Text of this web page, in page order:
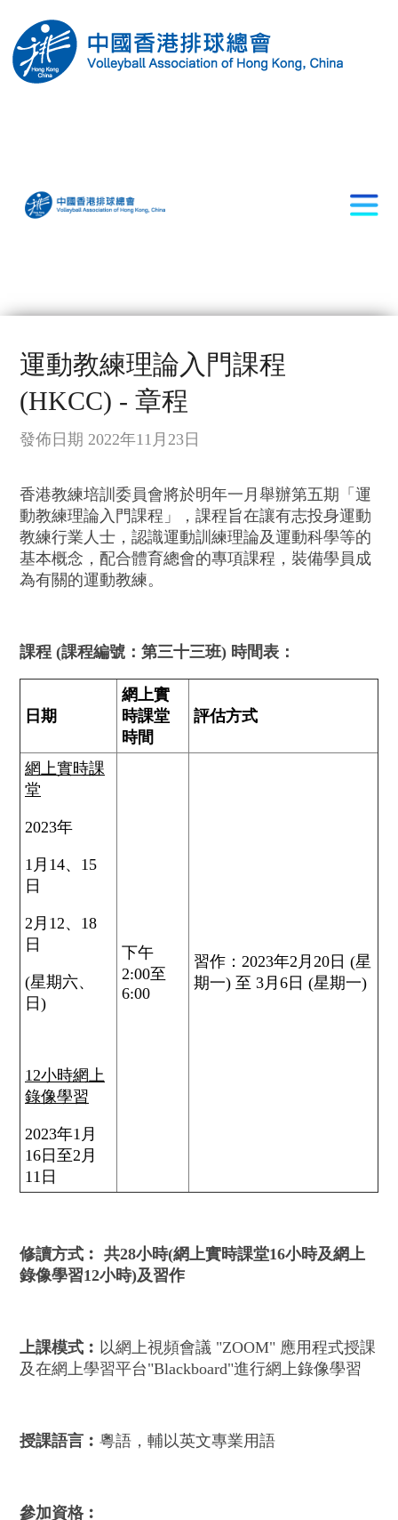
運動教練理論入門課程
(HKCC) - 章程
發佈日期 2022年11月23日
香港教練培訓委員會將於明年一月舉辦第五期「運
動教練理論入門課程」，課程旨在讓有志投身運動
教練行業人士，認識運動訓練理論及運動科學等的
基本概念，配合體育總會的專項課程，裝備學員成
為有關的運動教練。
課程 (課程編號：第三十三班) 時間表：
日期
網上實
時課堂
時間
評估方式
網上實時課
堂
2023年
1月14、15
日
2月12、18
日
(星期六、
日)
12小時網上
錄像學習
2023年1月
16日至2月
11日
下午
2:00至
6:00
習作：2023年2月20日 (星
期一) 至 3月6日 (星期一)
修讀方式︰ 共28小時(網上實時課堂16小時及網上
錄像學習12小時)及習作
上課模式︰ 以網上視頻會議 "ZOOM" 應用程式授課
及在網上學習平台"Blackboard"進行網上錄像學習
授課語言︰ 粵語，輔以英文專業用語
參加資格︰